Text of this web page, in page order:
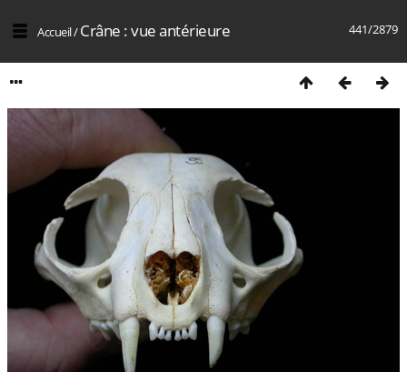
441/2879
Accueil/Crâne : vue antérieure